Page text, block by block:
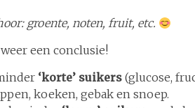
groente, noten, fruit, etc.
een conclusie!
‘korte’ suikers (glucose,
koeken, gebak en snoep.